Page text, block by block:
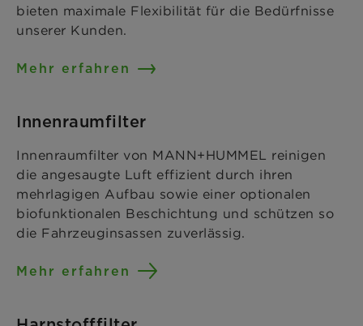
bieten maximale Flexibilität für die Bedürfnisse
unserer Kunden.
Mehr erfahren
Innenraumfilter
Innenraumfilter von MANN+HUMMEL reinigen
die angesaugte Luft effizient durch ihren
mehrlagigen Aufbau sowie einer optionalen
biofunktionalen Beschichtung und schützen so
die Fahrzeuginsassen zuverlässig.
Mehr erfahren